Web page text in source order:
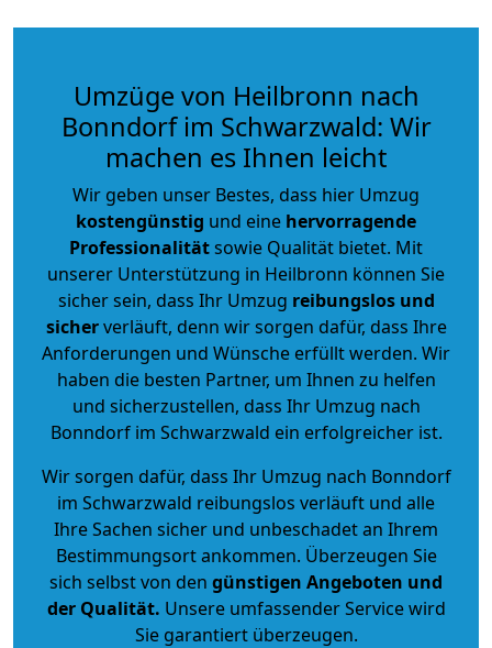
Umzüge von Heilbronn nach
Bonndorf im Schwarzwald: Wir
machen es Ihnen leicht
Wir geben unser Bestes, dass hier Umzug
kostengünstig und eine hervorragende
Professionalitätsowie Qualität bietet. Mit
unserer Unterstützung in Heilbronn können Sie
sicher sein, dass Ihr Umzug reibungslos und
sicherverläuft, denn wir sorgen dafür, dass Ihre
Anforderungen und Wünsche erfüllt werden. Wir
haben die besten Partner, um Ihnen zu helfen
und sicherzustellen, dass Ihr Umzug nach
Bonndorf im Schwarzwald ein erfolgreicher ist.
Wir sorgen dafür, dass Ihr Umzug nach Bonndorf
im Schwarzwald reibungslos verläuft und alle
Ihre Sachen sicher und unbeschadet an Ihrem
Bestimmungsort ankommen. Überzeugen Sie
sich selbst von den günstigen Angeboten und
der Qualität. Unsere umfassender Service wird
Sie garantiert überzeugen.